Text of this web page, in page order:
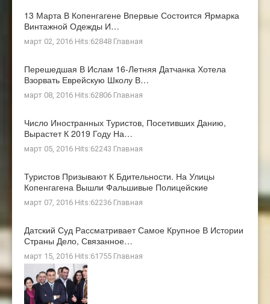
13 Марта В Копенгагене Впервые Состоится Ярмарка
Винтажной Одежды И…
март 02, 2016 Hits:62848 Главная
Перешедшая В Ислам 16-Летняя Датчанка Хотела
Взорвать Еврейскую Школу В…
март 08, 2016 Hits:62806 Главная
Число Иностранных Туристов, Посетивших Данию,
Вырастет К 2019 Году На…
март 05, 2016 Hits:62243 Главная
Туристов Призывают К Бдительности. На Улицы
Копенгагена Вышли Фальшивые Полицейские
март 07, 2016 Hits:62236 Главная
Датский Суд Рассматривает Самое Крупное В Истории
Страны Дело, Связанное…
март 15, 2016 Hits:61755 Главная